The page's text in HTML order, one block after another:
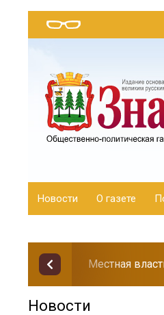
Новости О газете
Местная
Новости